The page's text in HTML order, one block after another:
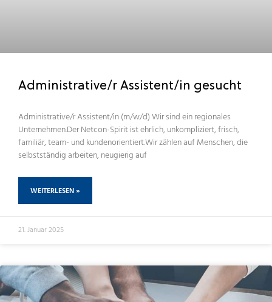
Administrative/r Assistent/in gesucht
Administrative/r Assistent/in (m/w/d) Wir sind ein regionales
Unternehmen.Der Netcon-Spirit ist ehrlich, unkompliziert, frisch,
familiär, team- und kundenorientiert.Wir zählen auf Menschen, die
selbstständig arbeiten, neugierig auf
WEITERLESEN »
21. Januar 2025